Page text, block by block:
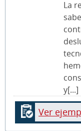
La
y[...]
Ver